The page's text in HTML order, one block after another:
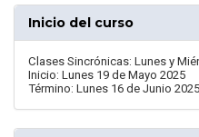
Inicio del curso
Clases Sincrónicas: Lunes y
Inicio: Lunes 19 de Mayo 2025
Término: Lunes 16 de Junio 2025